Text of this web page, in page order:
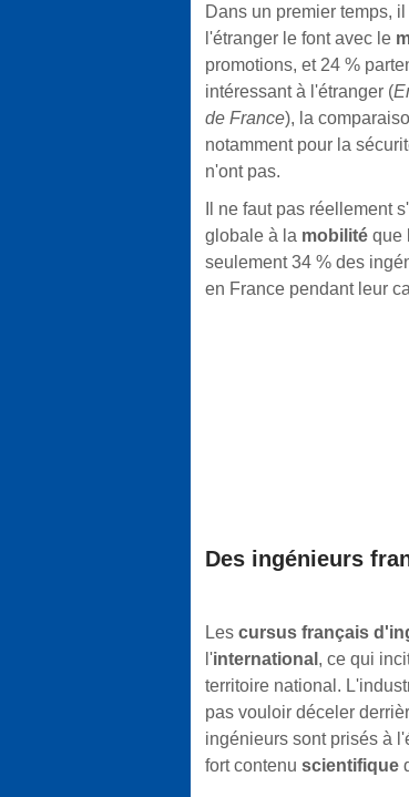
Dans un premier temps,
l'étranger le font avec le
promotions, et 24 %
intéressant à l'étranger (
de France), la
notamment pour la
n'ont pas.
Il ne faut pas réellement
globale à la mobilitéque
seulement 34 % des
en France pendant leur
Des ingénieurs
Lescursus français
l'international , ce qui
territoire national.
pas vouloir déceler
ingénieurs sont prisés à
fort contenuscientifique